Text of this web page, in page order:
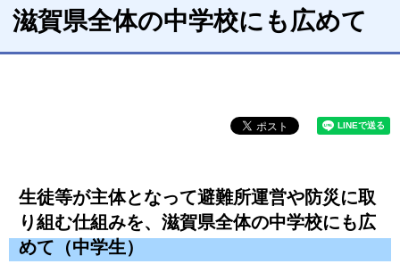
滋賀県全体の中学校にも広めて
生徒等が主体となって避難所運営や防災に取
り組む仕組みを、滋賀県全体の中学校にも広
めて（中学生）